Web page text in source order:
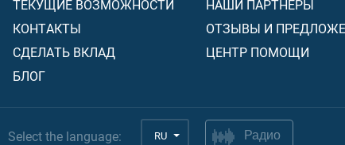
ТЕКУЩИЕ ВОЗМОЖНОСТИ
КОНТАКТЫ
СДЕЛАТЬ ВКЛАД
БЛОГ
НАШИ ПАРТНЕРЫ
ОТЗЫВЫ И
ЦЕНТР ПОМОЩИ
Select the language: RU Радио